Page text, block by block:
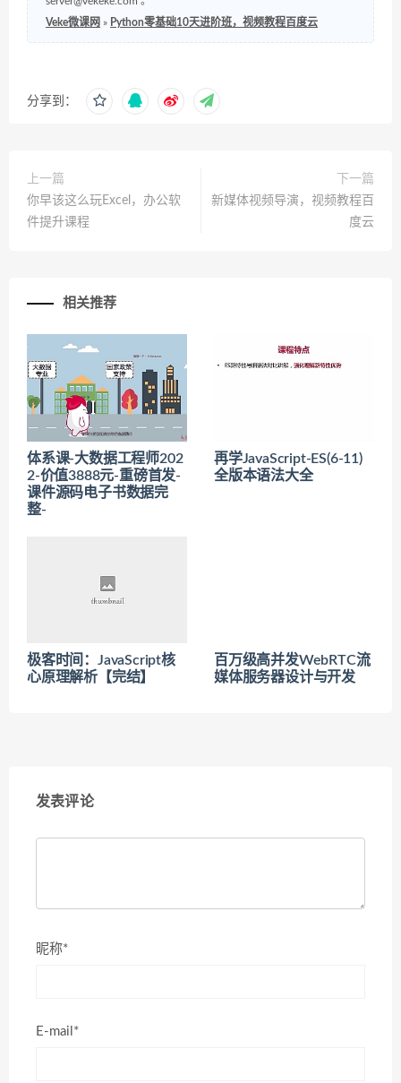
Veke微课网 » Python零基础10天进阶班，视频教程百度云
分享到：
上一篇
你早该这么玩Excel，办公软
件提升课程
下一篇
新媒体视频导演，视频教程百
度云
相关推荐
体系课-大数据工程师202
2-价值3888元-重磅首发-
课件源码电子书数据完
整-
再学JavaScript-ES(6-11)
全版本语法大全
极客时间：JavaScript核
心原理解析【完结】
百万级高并发WebRTC流
媒体服务器设计与开发
发表评论
昵称*
E-mail*